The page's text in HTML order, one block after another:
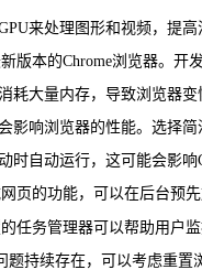
来处理图形和视频，提
版本的Chrome浏览器。开
耗大量内存，导致浏览器
响浏览器的性能。选择
时自动运行，这可能会影
页的功能，可以在后台预
任务管理器可以帮助用户
题持续存在，可以考虑重